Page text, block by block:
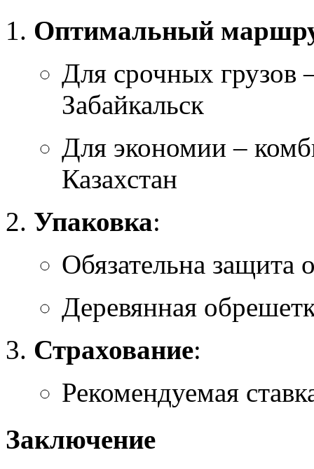
Оптимальный
Для срочных грузов
Забайкальск
Для экономии –
Казахстан
Упаковка:
Обязательна защита
Деревянная
Страхование:
Рекомендуемая
Заключение